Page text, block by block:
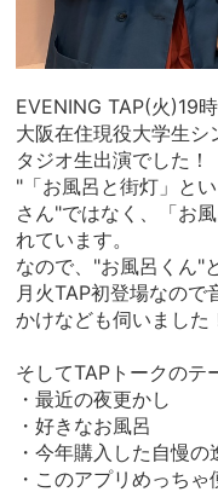
EVENING TAP(火)19時
大阪在住現役大学生
タジオ生出演でした！
"「お風呂と街灯」と
さん"ではなく、「お
れています。
なので、"お風呂くん"
月火TAP初登場なので
かけなども伺いました
そしてTAPトークのテ
・最近の夜更かし
・好きなお風呂
・今年購入した自慢の
・このアプリめっちゃ